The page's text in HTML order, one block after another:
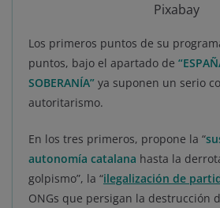
Pixabay
Los primeros puntos de su
puntos, bajo el apartado de
SOBERANÍA” ya suponen un serio
autoritarismo.
En los tres primeros, propone la “
autonomía catalana hasta la
golpismo”, la “ilegalización de
ONGs que persigan la destrucción